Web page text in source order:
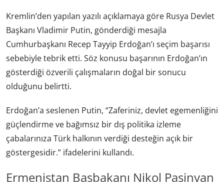
Kremlin’den yapılan yazılı açıklamaya göre Rusya Devlet
Başkanı Vladimir Putin, gönderdiği mesajla
Cumhurbaşkanı Recep Tayyip Erdoğan’ı seçim başarısı
sebebiyle tebrik etti. Söz konusu başarının Erdoğan’ın
gösterdiği özverili çalışmaların doğal bir sonucu
olduğunu belirtti.
Erdoğan’a seslenen Putin, “Zaferiniz, devlet egemenliğini
güçlendirme ve bağımsız bir dış politika izleme
çabalarınıza Türk halkının verdiği desteğin açık bir
göstergesidir.” ifadelerini kullandı.
Ermenistan Başbakanı Nikol Paşinyan